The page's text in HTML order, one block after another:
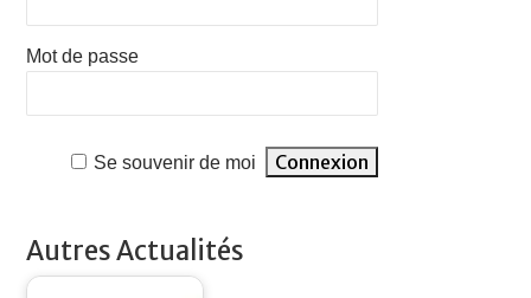
Mot de passe
Se souvenir de moi
Autres Actualités